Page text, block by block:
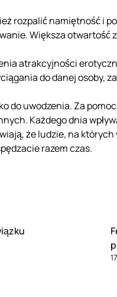
rozpalić namiętność i
Większa otwartość
atrakcyjności
do danej osoby,
do uwodzenia. Za
Każdego dnia
że ludzie, na
razem czas.